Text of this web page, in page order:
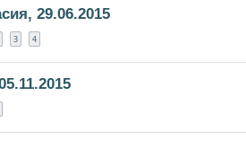
29.06.2015
3 4